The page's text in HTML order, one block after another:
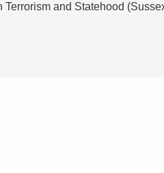
and Statehood